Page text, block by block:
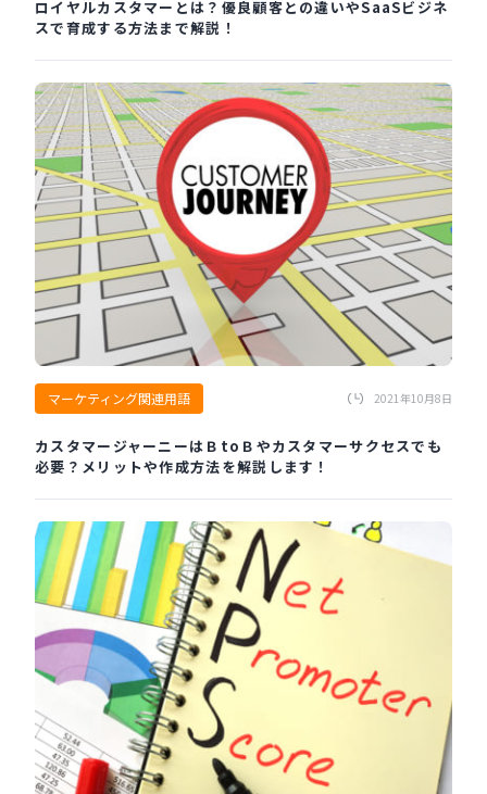
ロイヤルカスタマーとは？優良顧客との違いやSaaSビジネ
スで育成する方法まで解説！
マーケティング関連用語 2021年10月8日
カスタマージャーニーはＢtoＢやカスタマーサクセスでも
必要？メリットや作成方法を解説します！